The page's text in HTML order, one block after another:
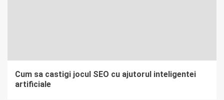
Cum sa castigi jocul SEO cu ajutorul inteligentei
artificiale